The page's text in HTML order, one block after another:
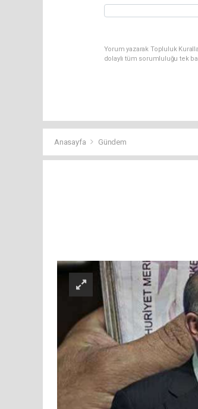
Yorum yazarak Topluluk
dolaylı tüm sorumluluğu tek
Anasayfa Gündem